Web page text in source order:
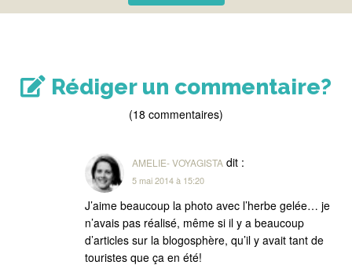
Rédiger un commentaire?
(18 commentaires)
AMELIE- VOYAGISTA dit :
5 mai 2014 à 15:20
J’aime beaucoup la photo avec l’herbe gelée… je
n’avais pas réalisé, même si il y a beaucoup
d’articles sur la blogosphère, qu’il y avait tant de
touristes que ça en été!